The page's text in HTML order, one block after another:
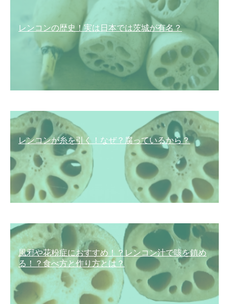
レンコンの歴史！実は日本では茨城が有名？
レンコンが糸を引く！なぜ？腐っているから？
風邪や花粉症におすすめ！？レンコン汁で咳を鎮め
る！？食べ方と作り方とは？